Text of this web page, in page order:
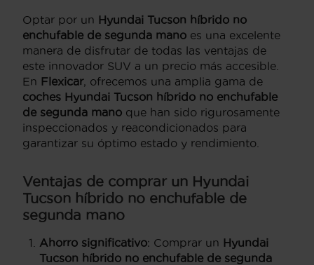
Optar por un Hyundai Tucson híbrido no
enchufable de segunda mano es una excelente
manera de disfrutar de todas las ventajas de
este innovador SUV a un precio más accesible.
En Flexicar, ofrecemos una amplia gama de
coches Hyundai Tucson híbrido no enchufable
de segunda mano que han sido rigurosamente
inspeccionados y reacondicionados para
garantizar su óptimo estado y rendimiento.
Ventajas de comprar un Hyundai
Tucson híbrido no enchufable de
segunda mano
Ahorro significativo: Comprar un Hyundai
Tucson híbrido no enchufable de segunda